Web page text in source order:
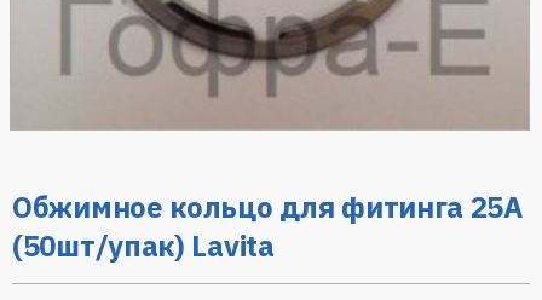
Обжимное кольцо для фитинга 25A
(50шт/упак) Lavita